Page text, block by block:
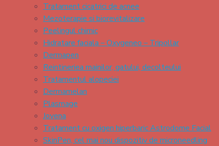
Tratament cicatrici de acnee
Mezoterapie si biorevitalizare
Peelingul chimic
Hidratare faciala – Oxygeneo – Tripollar
Dermapen
Reintineriea mainilor, gatului, decolteului
Tratamentul alopeciei
Dermamelan
Plasmage
Jovena
Tratament cu oxigen hiperbaric Astrodome Facial
SkinPen, cel mai nou dispozitiv de microneedling